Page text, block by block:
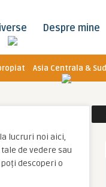
Despre mine
Asia Centrala & Sud
lucruri noi aici,
de vedere sau
descoperi o